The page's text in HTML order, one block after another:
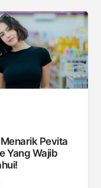
Pevita
Yang Wajib